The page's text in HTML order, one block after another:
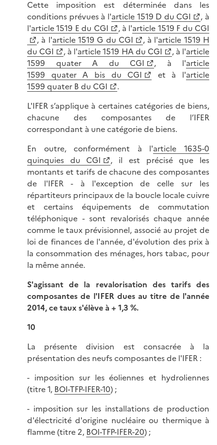
Cette imposition est déterminée dans les
conditions prévues à l'article 1519 D du CGI
, à
l'article 1519 E du CGI , à l'article 1519 F du CGI
, à l'article 1519 G du CGI , à l'article 1519 H
du CGI
, à l'article 1519 HA du CGI , à l'article
1599 quater A du CGI
, à l'article
1599 quater A bis du CGI
et à l'article
1599 quater B du CGI
.
L'IFER s’applique à certaines catégories de biens,
chacune des composantes de l’IFER
correspondant à une catégorie de biens.
En outre, conformément à l'article 1635-0
quinquies du CGI
, il est précisé que les
montants et tarifs de chacune des composantes
de l'IFER - à l'exception de celle sur les
répartiteurs principaux de la boucle locale cuivre
et certains équipements de commutation
téléphonique - sont revalorisés chaque année
comme le taux prévisionnel, associé au projet de
loi de finances de l'année, d'évolution des prix à
la consommation des ménages, hors tabac, pour
la même année.
S'agissant de la revalorisation des tarifs des
composantes de l'IFER dues au titre de l'année
2014, ce taux s'élève à + 1,3 %.
10
La présente division est consacrée à la
présentation des neufs composantes de l'IFER :
- imposition sur les éoliennes et hydroliennes
(titre 1, BOI-TFP-IFER-10) ;
- imposition sur les installations de production
d'électricité d'origine nucléaire ou thermique à
flamme (titre 2, BOI-TFP-IFER-20) ;